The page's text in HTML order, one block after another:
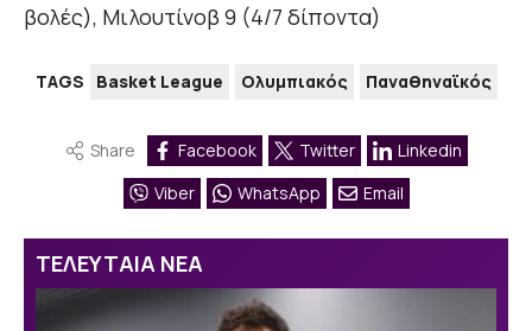
βολές), Μιλουτίνοβ 9 (4/7 δίποντα)
TAGS Basket League Ολυμπιακός Παναθηναϊκός
Share Facebook Twitter
Linkedin
Viber
WhatsApp Email
ΤΕΛΕΥΤΑΙΑ ΝΕΑ